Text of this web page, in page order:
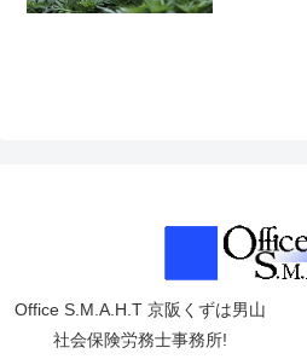
Office S.M.A.H.T 京阪くずは男山
社会保険労務士事務所!